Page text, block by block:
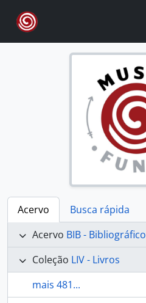
Skip to main content
Acervo
Busca rápida
Acervo BIB - Bibliográfico
Coleção LIV - Livros
mais 481...